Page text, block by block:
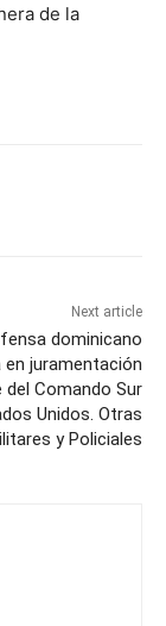
de la
Next article
dominicano
en juramentación
del Comando Sur
Unidos. Otras
y Policiales